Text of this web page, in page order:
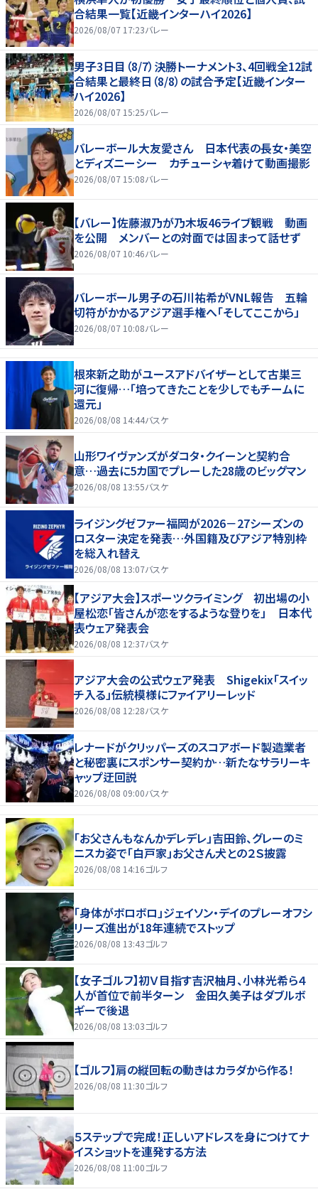
合結果一覧【近畿インターハイ2026】
2026/08/07 17:23バレー
男子3日目（8/7）決勝トーナメント3、4回戦全12試
合結果と最終日（8/8）の試合予定【近畿インター
ハイ2026】
2026/08/07 15:25バレー
バレーボール大友愛さん 日本代表の長女・美空
とディズニーシー カチューシャ着けて動画撮影
2026/08/07 15:08バレー
【バレー】佐藤淑乃が乃木坂46ライブ観戦 動画
を公開 メンバーとの対面では固まって話せず
2026/08/07 10:46バレー
バレーボール男子の石川祐希がVNL報告 五輪
切符がかかるアジア選手権へ「そしてここから」
2026/08/07 10:08バレー
根來新之助がユースアドバイザーとして古巣三
河に復帰…「培ってきたことを少しでもチームに
還元」
2026/08/08 14:44バスケ
山形ワイヴァンズがダコタ・クイーンと契約合
意…過去に5カ国でプレーした28歳のビッグマン
2026/08/08 13:55バスケ
ライジングゼファー福岡が2026－27シーズンの
ロスター決定を発表…外国籍及びアジア特別枠
を総入れ替え
2026/08/08 13:07バスケ
【アジア大会】スポーツクライミング 初出場の小
屋松恋「皆さんが恋をするような登りを」 日本代
表ウェア発表会
2026/08/08 12:37バスケ
アジア大会の公式ウェア発表 Shigekix「スイッ
チ入る」伝統模様にファイアリーレッド
2026/08/08 12:28バスケ
レナードがクリッパーズのスコアボード製造業者
と秘密裏にスポンサー契約か‬…新たなサラリーキ
ャップ迂回説
2026/08/08 09:00バスケ
「お父さんもなんかデレデレ」吉田鈴、グレーのミ
ニスカ姿で「白戸家」お父さん犬との２Ｓ披露
2026/08/08 14:16ゴルフ
「身体がボロボロ」ジェイソン・デイのプレーオフシ
リーズ進出が18年連続でストップ
2026/08/08 13:43ゴルフ
【女子ゴルフ】初Ｖ目指す吉沢柚月、小林光希ら４
人が首位で前半ターン 金田久美子はダブルボ
ギーで後退
2026/08/08 13:03ゴルフ
【ゴルフ】肩の縦回転の動きはカラダから作る！
2026/08/08 11:30ゴルフ
５ステップで完成！正しいアドレスを身につけてナ
イスショットを連発する方法
2026/08/08 11:00ゴルフ